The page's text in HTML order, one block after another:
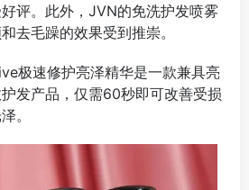
评‌。此外，JVN的免洗护发喷雾
去毛躁的效果‌受到推崇。
极速修护亮泽精华是一款兼具亮
发产品，仅需60秒即可改善受损
。